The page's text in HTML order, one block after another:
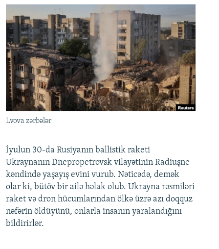
Lvova zərbələr
İyulun 30-da Rusiyanın ballistik raketi
Ukraynanın Dnepropetrovsk vilayətinin Radiuşne
kəndində yaşayış evini vurub. Nəticədə, demək
olar ki, bütöv bir ailə həlak olub. Ukrayna rəsmiləri
raket və dron hücumlarından ölkə üzrə azı doqquz
nəfərin öldüyünü, onlarla insanın yaralandığını
bildirirlər.